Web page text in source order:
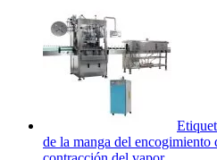
de la manga del